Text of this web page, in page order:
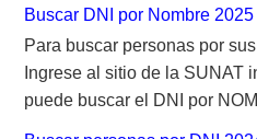
Buscar DNI por Nombre 2025
Para buscar personas por
Ingrese al sitio de la SUNAT
puede buscar el DNI por